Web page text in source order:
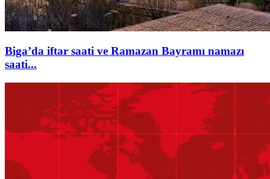
Biga’da iftar saati ve Ramazan Bayramı namazı
saati...